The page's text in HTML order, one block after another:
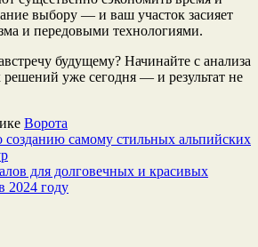
выбору — и ваш участок засияет
и передовыми технологиями.
будущему? Начинайте с анализа
уже сегодня — и результат не
Ворота
созданию самому стильных альпийских
для долговечных и красивых
2024 году